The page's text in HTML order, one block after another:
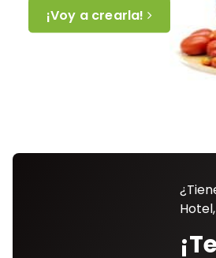
¡Voy a crearla!